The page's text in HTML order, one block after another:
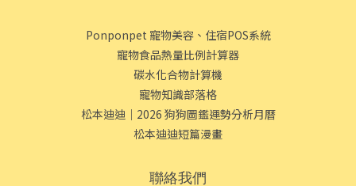
Ponponpet 寵物美容、住宿POS系統
寵物食品熱量比例計算器
碳水化合物計算機
寵物知識部落格
松本迪迪｜2026 狗狗圖鑑運勢分析月曆
松本迪迪短篇漫畫
聯絡我們